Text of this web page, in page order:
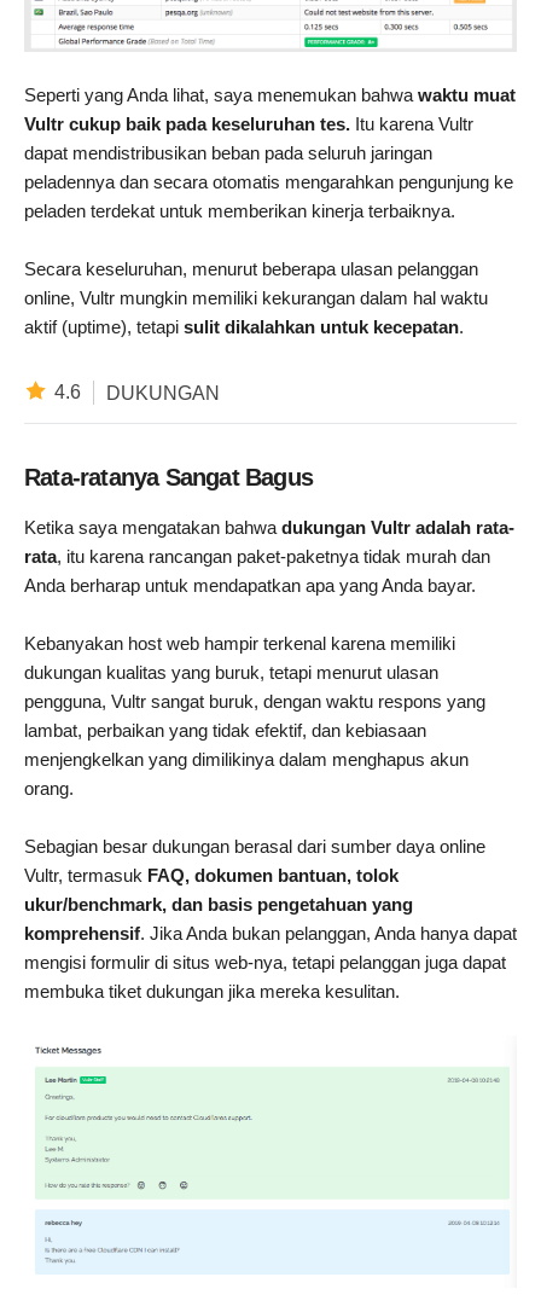
Seperti yang Anda lihat, saya menemukan bahwawaktu muat
Vultr cukup baik pada keseluruhan tes. Itu karena Vultr
dapat mendistribusikan beban pada seluruh jaringan
peladennya dan secara otomatis mengarahkan pengunjung ke
peladen terdekat untuk memberikan kinerja terbaiknya.
Secara keseluruhan, menurut beberapa ulasan pelanggan
online, Vultr mungkin memiliki kekurangan dalam hal waktu
aktif (uptime), tetapi sulit dikalahkan untuk kecepatan.
4.6 DUKUNGAN
Rata-ratanya Sangat Bagus
Ketika saya mengatakan bahwadukungan Vultr adalah rata-
rata, itu karena rancangan paket-paketnya tidak murah dan
Anda berharap untuk mendapatkan apa yang Anda bayar.
Kebanyakan host web hampir terkenal karena memiliki
dukungan kualitas yang buruk, tetapi menurut ulasan
pengguna, Vultr sangat buruk, dengan waktu respons yang
lambat, perbaikan yang tidak efektif, dan kebiasaan
menjengkelkan yang dimilikinya dalam menghapus akun
orang.
Sebagian besar dukungan berasal dari sumber daya online
Vultr, termasuk FAQ, dokumen bantuan, tolok
ukur/benchmark, dan basis pengetahuan yang
komprehensif. Jika Anda bukan pelanggan, Anda hanya dapat
mengisi formulir di situs web-nya, tetapi pelanggan juga dapat
membuka tiket dukungan jika mereka kesulitan.